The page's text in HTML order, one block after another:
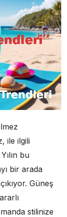
ile ilgili
bu
bir arada
Güneş
stilinize